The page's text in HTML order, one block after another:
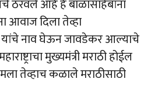
ठरवले आहे हे बाळासाहेबांना
आवाज दिला तेव्हा
यांचे नाव घेऊन जावडेकर आल्याचे
मुख्यमंत्री मराठी होईल
तेव्हाच कळाले मराठीसाठी